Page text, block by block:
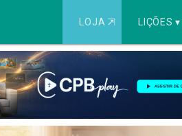
LOJA ⇱ LIÇÕES ▾